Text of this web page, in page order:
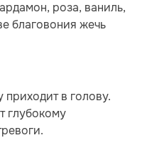
роза, ваниль,
благовония жечь
приходит в голову.
глубокому